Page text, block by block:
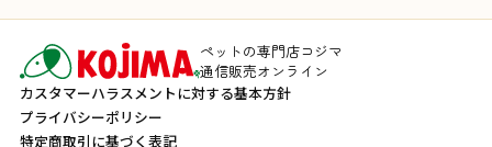
ペットの専門店コジマ
通信販売オンライン
カスタマーハラスメントに対する基本方針
プライバシーポリシー
特定商取引に基づく表記